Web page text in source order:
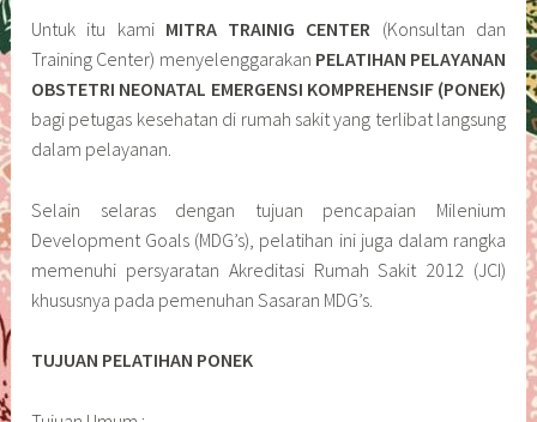
Untuk itu kami MITRA TRAINIG CENTER (Konsultan dan
Training Center) menyelenggarakan PELATIHAN PELAYANAN
OBSTETRI NEONATAL EMERGENSI KOMPREHENSIF (PONEK)
bagi petugas kesehatan di rumah sakit yang terlibat langsung
dalam pelayanan.
Selain selaras dengan tujuan pencapaian Milenium
Development Goals (MDG’s), pelatihan ini juga dalam rangka
memenuhi persyaratan Akreditasi Rumah Sakit 2012 (JCI)
khususnya pada pemenuhan Sasaran MDG’s.
TUJUAN PELATIHAN PONEK